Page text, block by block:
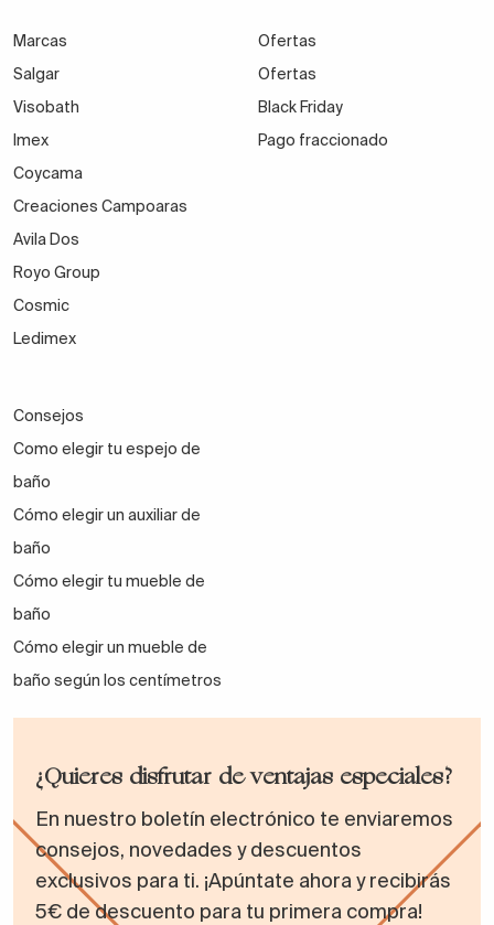
Marcas
Salgar
Visobath
Imex
Coycama
Creaciones Campoaras
Avila Dos
Royo Group
Cosmic
Ledimex
Ofertas
Ofertas
Black Friday
Pago fraccionado
Consejos
Como elegir tu espejo de
baño
Cómo elegir un auxiliar de
baño
Cómo elegir tu mueble de
baño
Cómo elegir un mueble de
baño según los centímetros
¿Quieres disfrutar de ventajas especiales?
En nuestro boletín electrónico te enviaremos
consejos, novedades y descuentos
exclusivos para ti. ¡Apúntate ahora y recibirás
5€ de descuento para tu primera compra!